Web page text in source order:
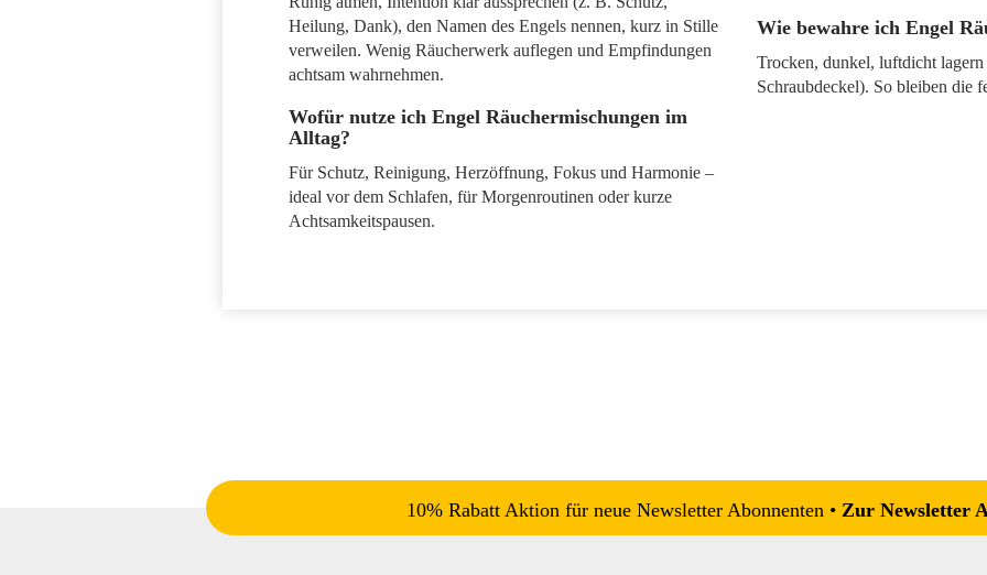
Heilung, Dank), den Namen des Engels nennen, kurz in Stille
verweilen. Wenig Räucherwerk auflegen und Empfindungen
achtsam wahrnehmen.
Wofür nutze ich Engel Räuchermischungen im
Alltag?
Für Schutz, Reinigung, Herzöffnung, Fokus und Harmonie –
ideal vor dem Schlafen, für Morgenroutinen oder kurze
Achtsamkeitspausen.
Wie bewahre ich Engel
Trocken, dunkel, luftdicht
Schraubdeckel). So bleiben die
10% Rabatt Aktion für neue Newsletter Abonnenten • Zur Newsletter